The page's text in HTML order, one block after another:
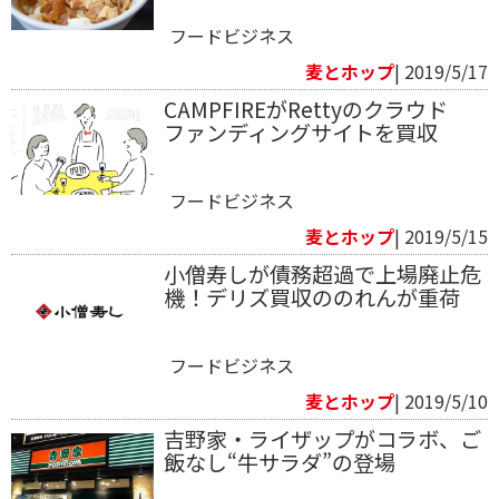
フードビジネス
麦とホップ| 2019/5/17
CAMPFIREがRettyのクラウド
ファンディングサイトを買収
フードビジネス
麦とホップ| 2019/5/15
小僧寿しが債務超過で上場廃止危
機！デリズ買収ののれんが重荷
フードビジネス
麦とホップ| 2019/5/10
吉野家・ライザップがコラボ、ご
飯なし“牛サラダ”の登場